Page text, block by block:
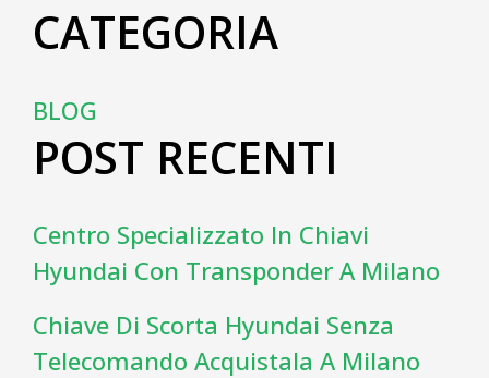
CATEGORIA
BLOG
POST RECENTI
Centro Specializzato In Chiavi
Hyundai Con Transponder A Milano
Chiave Di Scorta Hyundai Senza
Telecomando Acquistala A Milano